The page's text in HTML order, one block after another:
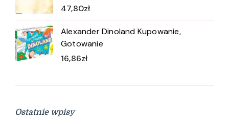
47,80zł
Alexander Dinoland Kupowanie,
Gotowanie
16,86zł
Ostatnie wpisy